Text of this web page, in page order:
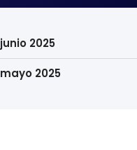
junio 2025
mayo 2025